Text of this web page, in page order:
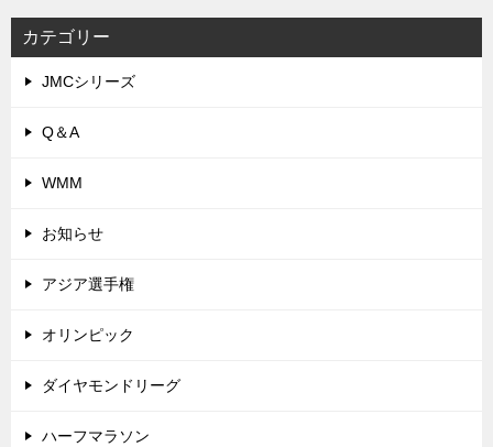
カテゴリー
JMCシリーズ
Q＆A
WMM
お知らせ
アジア選手権
オリンピック
ダイヤモンドリーグ
ハーフマラソン